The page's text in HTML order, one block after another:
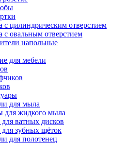
с цилиндрическим отверстием
с овальным отверстием
напольные
для мебели
для мыла
для жидкого мыла
ватных дисков
зубных щёток
для полотенец